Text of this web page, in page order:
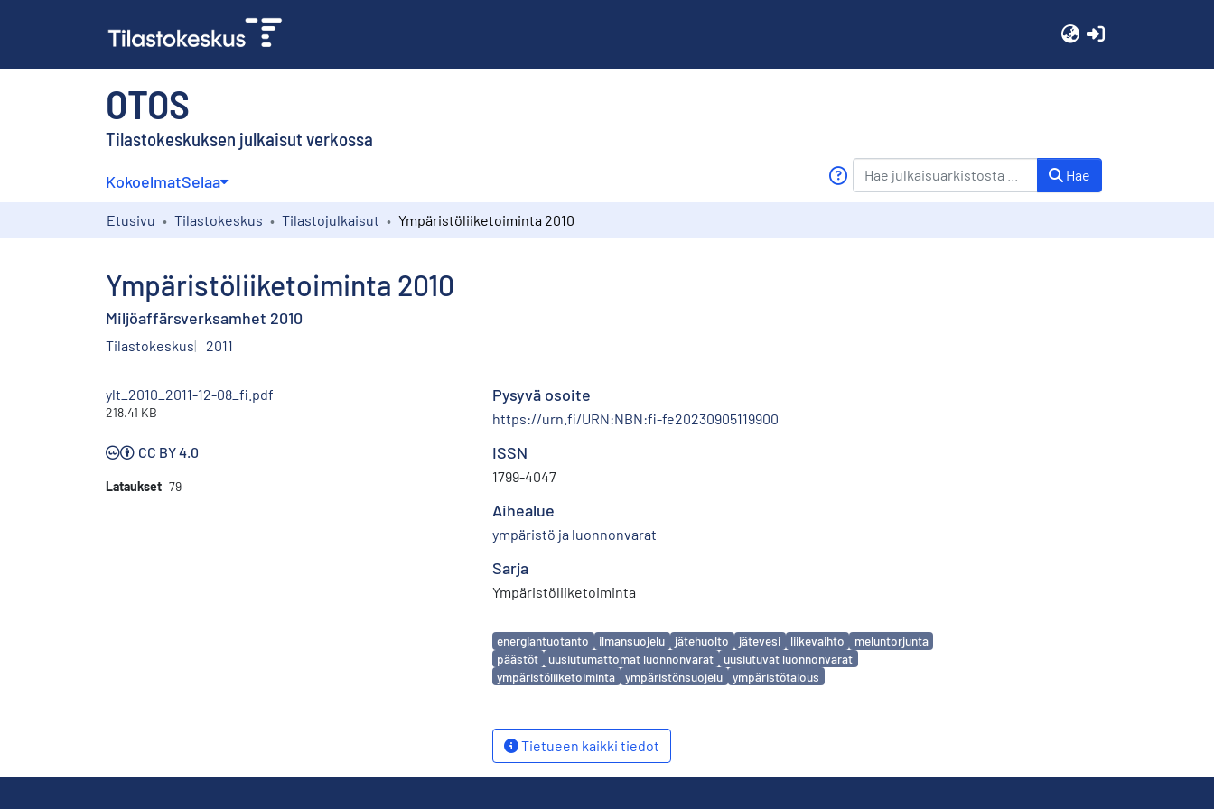
OTOS
Tilastokeskuksen julkaisut verkossa
KokoelmatSelaa Hae
Etusivu Tilastokeskus Tilastojulkaisut Ympäristöliiketoiminta 2010
Ympäristöliiketoiminta 2010
Miljöaffärsverksamhet 2010
Tilastokeskus 2011
ylt_2010_2011-12-08_fi.pdf
218.41 KB
CC BY 4.0
Lataukset 79
Pysyvä osoite
https://urn.fi/URN:NBN:fi-fe20230905119900
ISSN
1799-4047
Aihealue
ympäristö ja luonnonvarat
Sarja
Ympäristöliiketoiminta
Avainsanat
energiantuotanto ilmansuojelu jätehuolto jätevesi liikevaihto
meluntorjunta
päästöt
uusiutumattomat luonnonvarat
uusiutuvat luonnonvarat
ympäristöliiketoiminta
ympäristönsuojelu ympäristötalous
Tietueen kaikki tiedot